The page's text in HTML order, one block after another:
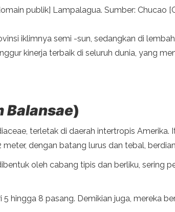
publik] Lampalagua. Sumber:
iklimnya semi -sun, sedangkan di
kinerja terbaik di seluruh dunia, yang
Balansae)
terletak di daerah intertropis
dengan batang lurus dan tebal,
oleh cabang tipis dan berliku, sering
hingga 8 pasang. Demikian juga, mereka